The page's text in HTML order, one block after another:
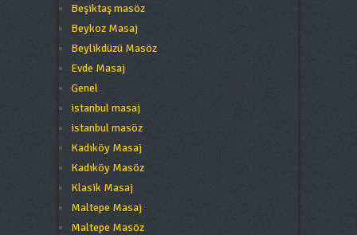
Beşiktaş masöz
Beykoz Masaj
Beylikdüzü Masöz
Evde Masaj
Genel
istanbul masaj
istanbul masöz
Kadıköy Masaj
Kadıköy Masöz
Klasik Masaj
Maltepe Masaj
Maltepe Masöz